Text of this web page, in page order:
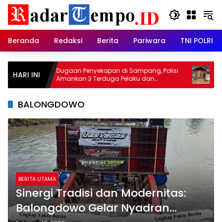
Skip
content
Beranda
Redaksi Berita Pariwara TNI POLRI
HARI INIDugaan Penyekapan di Sampang, Polisi
Amankan 3 Terduga Pelaku dan
Temukan Istri Korban
Satgas
Tahap
BALONGDOWO
BERITA UTAMA
Sinergi Tradisi dan Modernitas:
Balongdowo Gelar Nyadran